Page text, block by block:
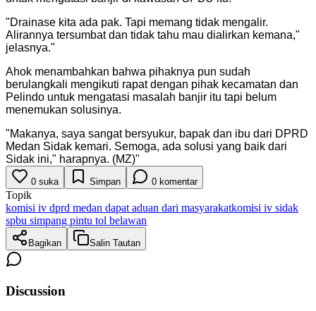
"Drainase kita ada pak. Tapi memang tidak mengalir.
Alirannya tersumbat dan tidak tahu mau dialirkan kemana,"
jelasnya."
Ahok menambahkan bahwa pihaknya pun sudah
berulangkali mengikuti rapat dengan pihak kecamatan dan
Pelindo untuk mengatasi masalah banjir itu tapi belum
menemukan solusinya.
"Makanya, saya sangat bersyukur, bapak dan ibu dari DPRD
Medan Sidak kemari. Semoga, ada solusi yang baik dari
Sidak ini," harapnya. (MZ)"
0 suka Simpan 0 komentar
Topik
komisi iv dprd medan dapat aduan dari masyarakatkomisi iv sidak
spbu simpang pintu tol belawan
Bagikan Salin Tautan
Discussion